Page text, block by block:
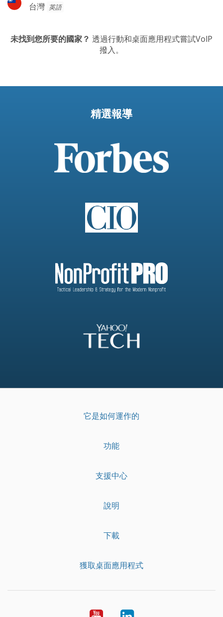
灣
台灣 英語
未找到您所要的國家？ 透過行動和桌面應用程式嘗試VoIP
撥入。
精選報導
它是如何運作的
功能
支援中心
說明
下載
獲取桌面應用程式
YouTubeLinkedIn